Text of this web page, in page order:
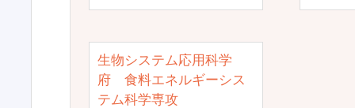
生物システム応用科学
府 食料エネルギーシス
テム科学専攻